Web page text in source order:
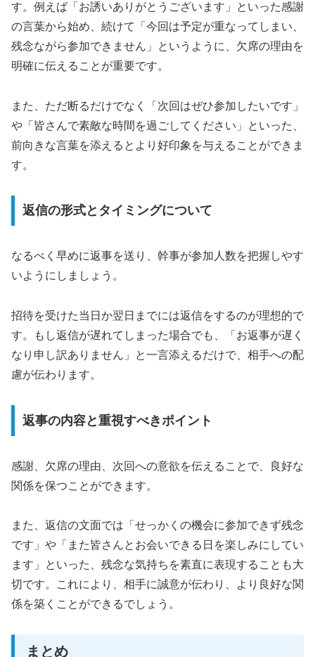
す。例えば「お誘いありがとうございます」といった感謝
の言葉から始め、続けて「今回は予定が重なってしまい、
残念ながら参加できません」というように、欠席の理由を
明確に伝えることが重要です。
また、ただ断るだけでなく「次回はぜひ参加したいです」
や「皆さんで素敵な時間を過ごしてください」といった、
前向きな言葉を添えるとより好印象を与えることができま
す。
返信の形式とタイミングについて
なるべく早めに返事を送り、幹事が参加人数を把握しやす
いようにしましょう。
招待を受けた当日か翌日までには返信をするのが理想的で
す。もし返信が遅れてしまった場合でも、「お返事が遅く
なり申し訳ありません」と一言添えるだけで、相手への配
慮が伝わります。
返事の内容と重視すべきポイント
感謝、欠席の理由、次回への意欲を伝えることで、良好な
関係を保つことができます。
また、返信の文面では「せっかくの機会に参加できず残念
です」や「また皆さんとお会いできる日を楽しみにしてい
ます」といった、残念な気持ちを素直に表現することも大
切です。これにより、相手に誠意が伝わり、より良好な関
係を築くことができるでしょう。
まとめ